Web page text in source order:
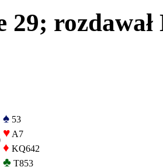
29;
♠ 53
♥ A7
♦ KQ642
♣ T853